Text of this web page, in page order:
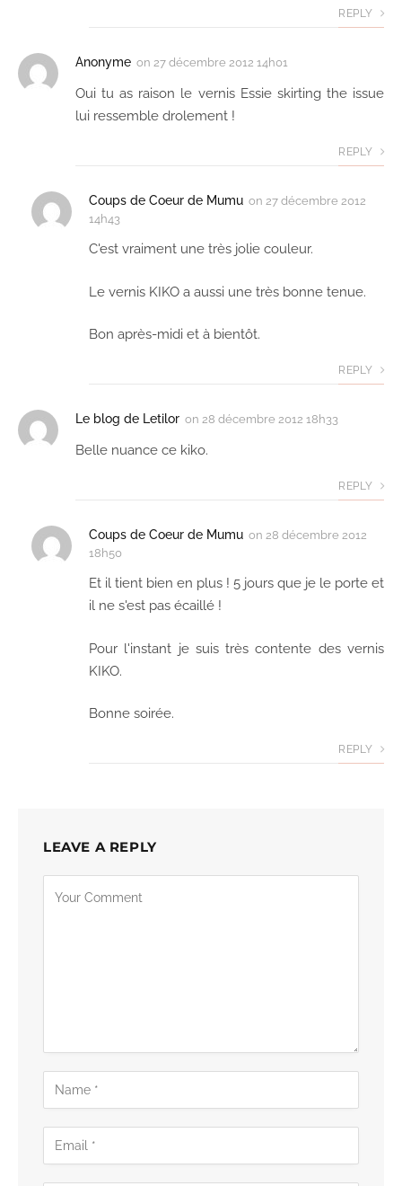
REPLY
Anonyme on 27 décembre 2012 14h01
Oui tu as raison le vernis Essie skirting the issue
lui ressemble drolement !
REPLY
Coups de Coeur de Mumu on 27 décembre 2012
14h43
C'est vraiment une très jolie couleur.
Le vernis KIKO a aussi une très bonne tenue.
Bon après-midi et à bientôt.
REPLY
Le blog de Letilor on 28 décembre 2012 18h33
Belle nuance ce kiko.
REPLY
Coups de Coeur de Mumu on 28 décembre 2012
18h50
Et il tient bien en plus ! 5 jours que je le porte et
il ne s'est pas écaillé !
Pour l'instant je suis très contente des vernis
KIKO.
Bonne soirée.
REPLY
LEAVE A REPLY